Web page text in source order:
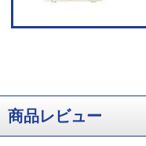
商品レビュー